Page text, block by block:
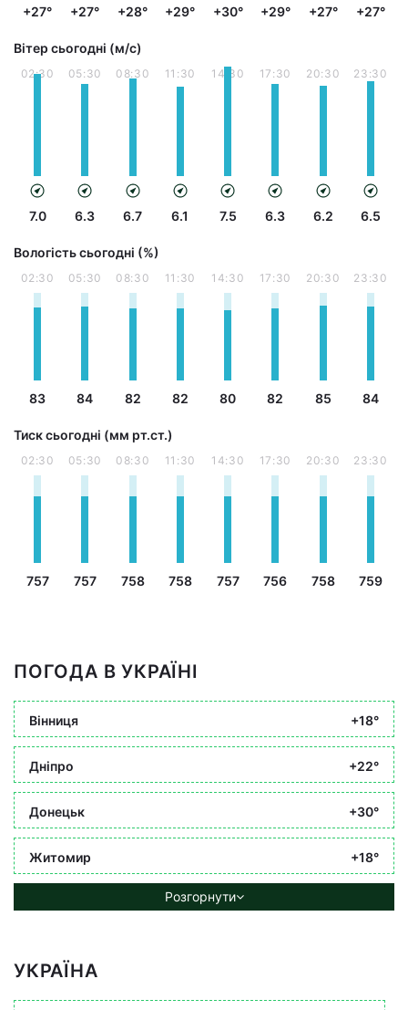
+27° +27° +28° +29° +30° +29° +27° +27°
Вітер сьогодні (м/с)
02:30
7.0
05:30
6.3
08:30
6.7
11:30
6.1
14:30
7.5
17:30
6.3
20:30
6.2
23:30
6.5
Вологість сьогодні (%)
02:30
83
05:30
84
08:30
82
11:30
82
14:30
80
17:30
82
20:30
85
23:30
84
Тиск сьогодні (мм рт.ст.)
02:30
757
05:30
757
08:30
758
11:30
758
14:30
757
17:30
756
20:30
758
23:30
759
ПОГОДА В УКРАЇНІ
Вінниця +18°
Дніпро +22°
Донецьк +30°
Житомир +18°
Розгорнути
УКРАЇНА